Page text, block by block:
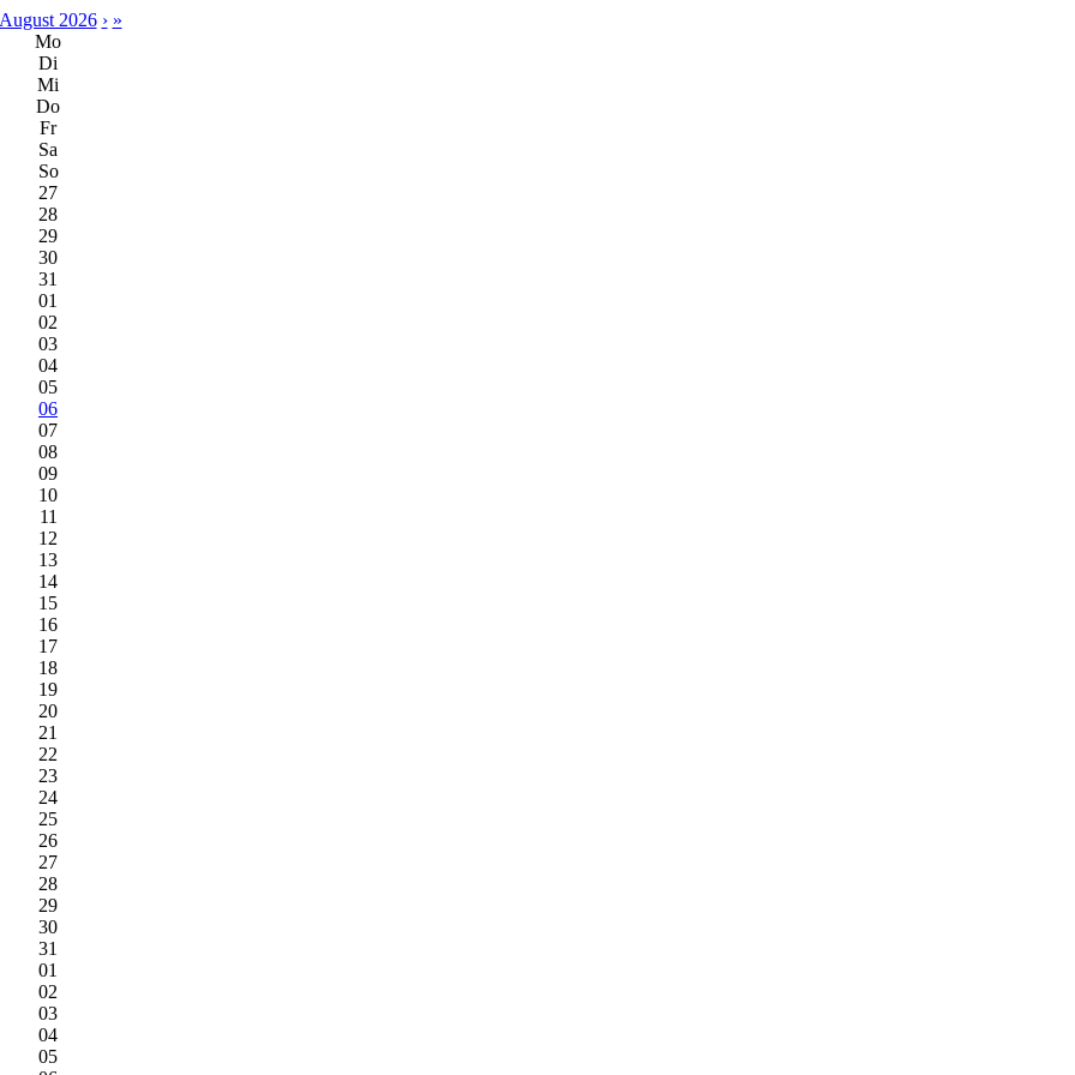
2026 › »
Mo
Di
Mi
Do
Fr
Sa
So
27
28
29
30
31
01
02
03
04
05
06
07
08
09
10
11
12
13
14
15
16
17
18
19
20
21
22
23
24
25
26
27
28
29
30
31
01
02
03
04
05